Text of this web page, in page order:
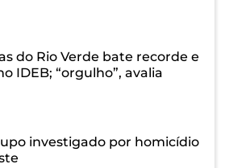
do Rio Verde bate recorde e
IDEB; “orgulho”, avalia
investigado por homicídio